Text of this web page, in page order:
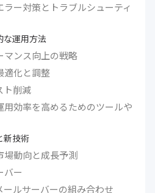
ラー対策とトラブルシューティ
な運用方法
マンス向上の戦略
適化と調整
ト削減
用効率を高めるためのツールや
新技術
場動向と成長予測
バー
ールサーバーの組み合わせ